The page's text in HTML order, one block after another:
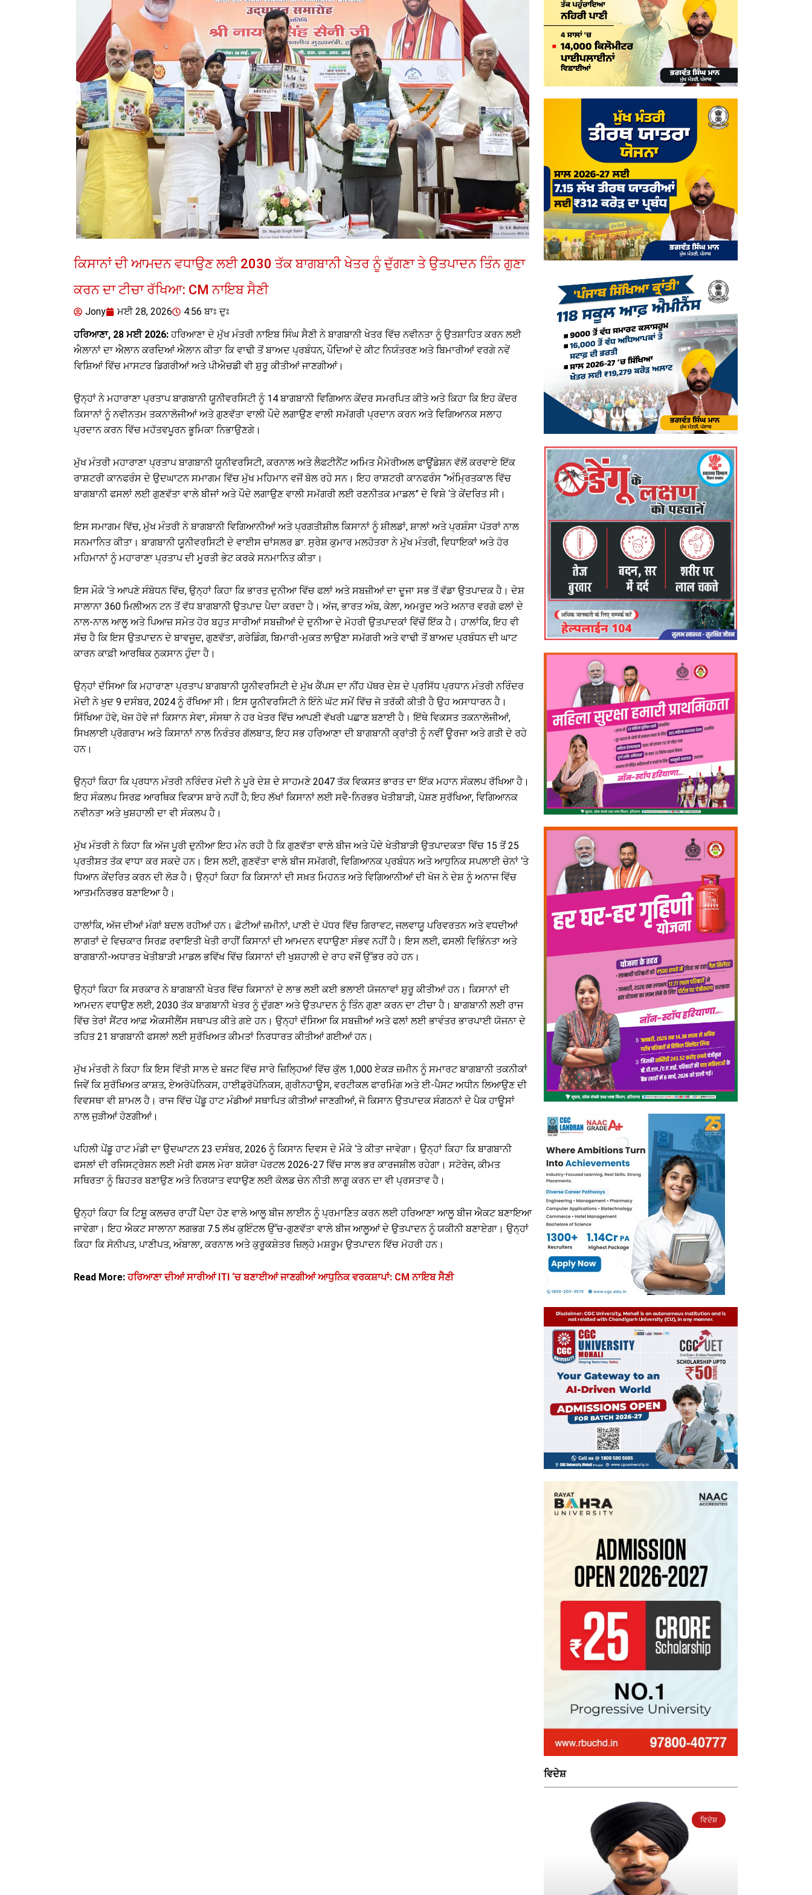
ਕਿਸਾਨਾਂ ਦੀ ਆਮਦਨ ਵਧਾਉਣ ਲਈ 2030 ਤੱਕ ਬਾਗਬਾਨੀ ਖੇਤਰ ਨੂੰ ਦੁੱਗਣਾ ਤੇ ਉਤਪਾਦਨ ਤਿੰਨ ਗੁਣਾ
ਕਰਨ ਦਾ ਟੀਚਾ ਰੱਖਿਆ: CM ਨਾਇਬ ਸੈਣੀ
Jony ਮਈ 28, 2026
4:56 ਬਾਃ ਦੁਃ
ਹਰਿਆਣਾ, 28 ਮਈ 2026:ਹਰਿਆਣਾ ਦੇ ਮੁੱਖ ਮੰਤਰੀ ਨਾਇਬ ਸਿੰਘ ਸੈਣੀ ਨੇ ਬਾਗਬਾਨੀ ਖੇਤਰ ਵਿੱਚ ਨਵੀਨਤਾ ਨੂੰ ਉਤਸ਼ਾਹਿਤ ਕਰਨ ਲਈ
ਐਲਾਨਾਂ ਦਾ ਐਲਾਨ ਕਰਦਿਆਂ ਐਲਾਨ ਕੀਤਾ ਕਿ ਵਾਢੀ ਤੋਂ ਬਾਅਦ ਪ੍ਰਬੰਧਨ, ਪੌਦਿਆਂ ਦੇ ਕੀਟ ਨਿਯੰਤਰਣ ਅਤੇ ਬਿਮਾਰੀਆਂ ਵਰਗੇ ਨਵੇਂ
ਵਿਸ਼ਿਆਂ ਵਿੱਚ ਮਾਸਟਰ ਡਿਗਰੀਆਂ ਅਤੇ ਪੀਐਚਡੀ ਵੀ ਸ਼ੁਰੂ ਕੀਤੀਆਂ ਜਾਣਗੀਆਂ।
ਉਨ੍ਹਾਂ ਨੇ ਮਹਾਰਾਣਾ ਪ੍ਰਤਾਪ ਬਾਗਬਾਨੀ ਯੂਨੀਵਰਸਿਟੀ ਨੂੰ 14 ਬਾਗਬਾਨੀ ਵਿਗਿਆਨ ਕੇਂਦਰ ਸਮਰਪਿਤ ਕੀਤੇ ਅਤੇ ਕਿਹਾ ਕਿ ਇਹ ਕੇਂਦਰ
ਕਿਸਾਨਾਂ ਨੂੰ ਨਵੀਨਤਮ ਤਕਨਾਲੋਜੀਆਂ ਅਤੇ ਗੁਣਵੱਤਾ ਵਾਲੀ ਪੌਦੇ ਲਗਾਉਣ ਵਾਲੀ ਸਮੱਗਰੀ ਪ੍ਰਦਾਨ ਕਰਨ ਅਤੇ ਵਿਗਿਆਨਕ ਸਲਾਹ
ਪ੍ਰਦਾਨ ਕਰਨ ਵਿੱਚ ਮਹੱਤਵਪੂਰਨ ਭੂਮਿਕਾ ਨਿਭਾਉਣਗੇ।
ਮੁੱਖ ਮੰਤਰੀ ਮਹਾਰਾਣਾ ਪ੍ਰਤਾਪ ਬਾਗਬਾਨੀ ਯੂਨੀਵਰਸਿਟੀ, ਕਰਨਾਲ ਅਤੇ ਲੈਫਟੀਨੈਂਟ ਅਮਿਤ ਮੈਮੋਰੀਅਲ ਫਾਊਂਡੇਸ਼ਨ ਵੱਲੋਂ ਕਰਵਾਏ ਇੱਕ
ਰਾਸ਼ਟਰੀ ਕਾਨਫਰੰਸ ਦੇ ਉਦਘਾਟਨ ਸਮਾਗਮ ਵਿੱਚ ਮੁੱਖ ਮਹਿਮਾਨ ਵਜੋਂ ਬੋਲ ਰਹੇ ਸਨ। ਇਹ ਰਾਸ਼ਟਰੀ ਕਾਨਫਰੰਸ “ਅੰਮ੍ਰਿਤਕਾਲ ਵਿੱਚ
ਬਾਗਬਾਨੀ ਫਸਲਾਂ ਲਈ ਗੁਣਵੱਤਾ ਵਾਲੇ ਬੀਜਾਂ ਅਤੇ ਪੌਦੇ ਲਗਾਉਣ ਵਾਲੀ ਸਮੱਗਰੀ ਲਈ ਰਣਨੀਤਕ ਮਾਡਲ” ਦੇ ਵਿਸ਼ੇ ‘ਤੇ ਕੇਂਦਰਿਤ ਸੀ।
ਇਸ ਸਮਾਗਮ ਵਿੱਚ, ਮੁੱਖ ਮੰਤਰੀ ਨੇ ਬਾਗਬਾਨੀ ਵਿਗਿਆਨੀਆਂ ਅਤੇ ਪ੍ਰਗਤੀਸ਼ੀਲ ਕਿਸਾਨਾਂ ਨੂੰ ਸ਼ੀਲਡਾਂ, ਸ਼ਾਲਾਂ ਅਤੇ ਪ੍ਰਸ਼ੰਸਾ ਪੱਤਰਾਂ ਨਾਲ
ਸਨਮਾਨਿਤ ਕੀਤਾ। ਬਾਗਬਾਨੀ ਯੂਨੀਵਰਸਿਟੀ ਦੇ ਵਾਈਸ ਚਾਂਸਲਰ ਡਾ. ਸੁਰੇਸ਼ ਕੁਮਾਰ ਮਲਹੋਤਰਾ ਨੇ ਮੁੱਖ ਮੰਤਰੀ, ਵਿਧਾਇਕਾਂ ਅਤੇ ਹੋਰ
ਮਹਿਮਾਨਾਂ ਨੂੰ ਮਹਾਰਾਣਾ ਪ੍ਰਤਾਪ ਦੀ ਮੂਰਤੀ ਭੇਟ ਕਰਕੇ ਸਨਮਾਨਿਤ ਕੀਤਾ।
ਇਸ ਮੌਕੇ ‘ਤੇ ਆਪਣੇ ਸੰਬੋਧਨ ਵਿੱਚ, ਉਨ੍ਹਾਂ ਕਿਹਾ ਕਿ ਭਾਰਤ ਦੁਨੀਆ ਵਿੱਚ ਫਲਾਂ ਅਤੇ ਸਬਜ਼ੀਆਂ ਦਾ ਦੂਜਾ ਸਭ ਤੋਂ ਵੱਡਾ ਉਤਪਾਦਕ ਹੈ। ਦੇਸ਼
ਸਾਲਾਨਾ 360 ਮਿਲੀਅਨ ਟਨ ਤੋਂ ਵੱਧ ਬਾਗਬਾਨੀ ਉਤਪਾਦ ਪੈਦਾ ਕਰਦਾ ਹੈ। ਅੱਜ, ਭਾਰਤ ਅੰਬ, ਕੇਲਾ, ਅਮਰੂਦ ਅਤੇ ਅਨਾਰ ਵਰਗੇ ਫਲਾਂ ਦੇ
ਨਾਲ-ਨਾਲ ਆਲੂ ਅਤੇ ਪਿਆਜ਼ ਸਮੇਤ ਹੋਰ ਬਹੁਤ ਸਾਰੀਆਂ ਸਬਜ਼ੀਆਂ ਦੇ ਦੁਨੀਆ ਦੇ ਮੋਹਰੀ ਉਤਪਾਦਕਾਂ ਵਿੱਚੋਂ ਇੱਕ ਹੈ। ਹਾਲਾਂਕਿ, ਇਹ ਵੀ
ਸੱਚ ਹੈ ਕਿ ਇਸ ਉਤਪਾਦਨ ਦੇ ਬਾਵਜੂਦ, ਗੁਣਵੱਤਾ, ਗਰੇਡਿੰਗ, ਬਿਮਾਰੀ-ਮੁਕਤ ਲਾਉਣਾ ਸਮੱਗਰੀ ਅਤੇ ਵਾਢੀ ਤੋਂ ਬਾਅਦ ਪ੍ਰਬੰਧਨ ਦੀ ਘਾਟ
ਕਾਰਨ ਕਾਫ਼ੀ ਆਰਥਿਕ ਨੁਕਸਾਨ ਹੁੰਦਾ ਹੈ।
ਉਨ੍ਹਾਂ ਦੱਸਿਆ ਕਿ ਮਹਾਰਾਣਾ ਪ੍ਰਤਾਪ ਬਾਗਬਾਨੀ ਯੂਨੀਵਰਸਿਟੀ ਦੇ ਮੁੱਖ ਕੈਂਪਸ ਦਾ ਨੀਂਹ ਪੱਥਰ ਦੇਸ਼ ਦੇ ਪ੍ਰਸਿੱਧ ਪ੍ਰਧਾਨ ਮੰਤਰੀ ਨਰਿੰਦਰ
ਮੋਦੀ ਨੇ ਖੁਦ 9 ਦਸੰਬਰ, 2024 ਨੂੰ ਰੱਖਿਆ ਸੀ। ਇਸ ਯੂਨੀਵਰਸਿਟੀ ਨੇ ਇੰਨੇ ਘੱਟ ਸਮੇਂ ਵਿੱਚ ਜੋ ਤਰੱਕੀ ਕੀਤੀ ਹੈ ਉਹ ਅਸਾਧਾਰਨ ਹੈ।
ਸਿੱਖਿਆ ਹੋਵੇ, ਖੋਜ ਹੋਵੇ ਜਾਂ ਕਿਸਾਨ ਸੇਵਾ, ਸੰਸਥਾ ਨੇ ਹਰ ਖੇਤਰ ਵਿੱਚ ਆਪਣੀ ਵੱਖਰੀ ਪਛਾਣ ਬਣਾਈ ਹੈ। ਇੱਥੇ ਵਿਕਸਤ ਤਕਨਾਲੋਜੀਆਂ,
ਸਿਖਲਾਈ ਪ੍ਰੋਗਰਾਮ ਅਤੇ ਕਿਸਾਨਾਂ ਨਾਲ ਨਿਰੰਤਰ ਗੱਲਬਾਤ, ਇਹ ਸਭ ਹਰਿਆਣਾ ਦੀ ਬਾਗਬਾਨੀ ਕ੍ਰਾਂਤੀ ਨੂੰ ਨਵੀਂ ਊਰਜਾ ਅਤੇ ਗਤੀ ਦੇ ਰਹੇ
ਹਨ।
ਉਨ੍ਹਾਂ ਕਿਹਾ ਕਿ ਪ੍ਰਧਾਨ ਮੰਤਰੀ ਨਰਿੰਦਰ ਮੋਦੀ ਨੇ ਪੂਰੇ ਦੇਸ਼ ਦੇ ਸਾਹਮਣੇ 2047 ਤੱਕ ਵਿਕਸਤ ਭਾਰਤ ਦਾ ਇੱਕ ਮਹਾਨ ਸੰਕਲਪ ਰੱਖਿਆ ਹੈ।
ਇਹ ਸੰਕਲਪ ਸਿਰਫ਼ ਆਰਥਿਕ ਵਿਕਾਸ ਬਾਰੇ ਨਹੀਂ ਹੈ; ਇਹ ਲੱਖਾਂ ਕਿਸਾਨਾਂ ਲਈ ਸਵੈ-ਨਿਰਭਰ ਖੇਤੀਬਾੜੀ, ਪੋਸ਼ਣ ਸੁਰੱਖਿਆ, ਵਿਗਿਆਨਕ
ਨਵੀਨਤਾ ਅਤੇ ਖੁਸ਼ਹਾਲੀ ਦਾ ਵੀ ਸੰਕਲਪ ਹੈ।
ਮੁੱਖ ਮੰਤਰੀ ਨੇ ਕਿਹਾ ਕਿ ਅੱਜ ਪੂਰੀ ਦੁਨੀਆ ਇਹ ਮੰਨ ਰਹੀ ਹੈ ਕਿ ਗੁਣਵੱਤਾ ਵਾਲੇ ਬੀਜ ਅਤੇ ਪੌਦੇ ਖੇਤੀਬਾੜੀ ਉਤਪਾਦਕਤਾ ਵਿੱਚ 15 ਤੋਂ 25
ਪ੍ਰਤੀਸ਼ਤ ਤੱਕ ਵਾਧਾ ਕਰ ਸਕਦੇ ਹਨ। ਇਸ ਲਈ, ਗੁਣਵੱਤਾ ਵਾਲੇ ਬੀਜ ਸਮੱਗਰੀ, ਵਿਗਿਆਨਕ ਪ੍ਰਬੰਧਨ ਅਤੇ ਆਧੁਨਿਕ ਸਪਲਾਈ ਚੇਨਾਂ ‘ਤੇ
ਧਿਆਨ ਕੇਂਦਰਿਤ ਕਰਨ ਦੀ ਲੋੜ ਹੈ। ਉਨ੍ਹਾਂ ਕਿਹਾ ਕਿ ਕਿਸਾਨਾਂ ਦੀ ਸਖ਼ਤ ਮਿਹਨਤ ਅਤੇ ਵਿਗਿਆਨੀਆਂ ਦੀ ਖੋਜ ਨੇ ਦੇਸ਼ ਨੂੰ ਅਨਾਜ ਵਿੱਚ
ਆਤਮਨਿਰਭਰ ਬਣਾਇਆ ਹੈ।
ਹਾਲਾਂਕਿ, ਅੱਜ ਦੀਆਂ ਮੰਗਾਂ ਬਦਲ ਰਹੀਆਂ ਹਨ। ਛੋਟੀਆਂ ਜ਼ਮੀਨਾਂ, ਪਾਣੀ ਦੇ ਪੱਧਰ ਵਿੱਚ ਗਿਰਾਵਟ, ਜਲਵਾਯੂ ਪਰਿਵਰਤਨ ਅਤੇ ਵਧਦੀਆਂ
ਲਾਗਤਾਂ ਦੇ ਵਿਚਕਾਰ ਸਿਰਫ਼ ਰਵਾਇਤੀ ਖੇਤੀ ਰਾਹੀਂ ਕਿਸਾਨਾਂ ਦੀ ਆਮਦਨ ਵਧਾਉਣਾ ਸੰਭਵ ਨਹੀਂ ਹੈ। ਇਸ ਲਈ, ਫਸਲੀ ਵਿਭਿੰਨਤਾ ਅਤੇ
ਬਾਗਬਾਨੀ-ਅਧਾਰਤ ਖੇਤੀਬਾੜੀ ਮਾਡਲ ਭਵਿੱਖ ਵਿੱਚ ਕਿਸਾਨਾਂ ਦੀ ਖੁਸ਼ਹਾਲੀ ਦੇ ਰਾਹ ਵਜੋਂ ਉੱਭਰ ਰਹੇ ਹਨ।
ਉਨ੍ਹਾਂ ਕਿਹਾ ਕਿ ਸਰਕਾਰ ਨੇ ਬਾਗਬਾਨੀ ਖੇਤਰ ਵਿੱਚ ਕਿਸਾਨਾਂ ਦੇ ਲਾਭ ਲਈ ਕਈ ਭਲਾਈ ਯੋਜਨਾਵਾਂ ਸ਼ੁਰੂ ਕੀਤੀਆਂ ਹਨ। ਕਿਸਾਨਾਂ ਦੀ
ਆਮਦਨ ਵਧਾਉਣ ਲਈ, 2030 ਤੱਕ ਬਾਗਬਾਨੀ ਖੇਤਰ ਨੂੰ ਦੁੱਗਣਾ ਅਤੇ ਉਤਪਾਦਨ ਨੂੰ ਤਿੰਨ ਗੁਣਾ ਕਰਨ ਦਾ ਟੀਚਾ ਹੈ। ਬਾਗਬਾਨੀ ਲਈ ਰਾਜ
ਵਿੱਚ ਤੇਰਾਂ ਸੈਂਟਰ ਆਫ਼ ਐਕਸੀਲੈਂਸ ਸਥਾਪਤ ਕੀਤੇ ਗਏ ਹਨ। ਉਨ੍ਹਾਂ ਦੱਸਿਆ ਕਿ ਸਬਜ਼ੀਆਂ ਅਤੇ ਫਲਾਂ ਲਈ ਭਾਵੰਤਰ ਭਾਰਪਾਈ ਯੋਜਨਾ ਦੇ
ਤਹਿਤ 21 ਬਾਗਬਾਨੀ ਫਸਲਾਂ ਲਈ ਸੁਰੱਖਿਅਤ ਕੀਮਤਾਂ ਨਿਰਧਾਰਤ ਕੀਤੀਆਂ ਗਈਆਂ ਹਨ।
ਮੁੱਖ ਮੰਤਰੀ ਨੇ ਕਿਹਾ ਕਿ ਇਸ ਵਿੱਤੀ ਸਾਲ ਦੇ ਬਜਟ ਵਿੱਚ ਸਾਰੇ ਜ਼ਿਲ੍ਹਿਆਂ ਵਿੱਚ ਕੁੱਲ 1,000 ਏਕੜ ਜ਼ਮੀਨ ਨੂੰ ਸਮਾਰਟ ਬਾਗਬਾਨੀ ਤਕਨੀਕਾਂ
ਜਿਵੇਂ ਕਿ ਸੁਰੱਖਿਅਤ ਕਾਸ਼ਤ, ਏਅਰੋਪੋਨਿਕਸ, ਹਾਈਡ੍ਰੋਪੋਨਿਕਸ, ਗ੍ਰੀਨਹਾਊਸ, ਵਰਟੀਕਲ ਫਾਰਮਿੰਗ ਅਤੇ ਈ-ਪੈਸਟ ਅਧੀਨ ਲਿਆਉਣ ਦੀ
ਵਿਵਸਥਾ ਵੀ ਸ਼ਾਮਲ ਹੈ। ਰਾਜ ਵਿੱਚ ਪੇਂਡੂ ਹਾਟ ਮੰਡੀਆਂ ਸਥਾਪਿਤ ਕੀਤੀਆਂ ਜਾਣਗੀਆਂ, ਜੋ ਕਿਸਾਨ ਉਤਪਾਦਕ ਸੰਗਠਨਾਂ ਦੇ ਪੈਕ ਹਾਊਸਾਂ
ਨਾਲ ਜੁੜੀਆਂ ਹੋਣਗੀਆਂ।
ਪਹਿਲੀ ਪੇਂਡੂ ਹਾਟ ਮੰਡੀ ਦਾ ਉਦਘਾਟਨ 23 ਦਸੰਬਰ, 2026 ਨੂੰ ਕਿਸਾਨ ਦਿਵਸ ਦੇ ਮੌਕੇ ‘ਤੇ ਕੀਤਾ ਜਾਵੇਗਾ। ਉਨ੍ਹਾਂ ਕਿਹਾ ਕਿ ਬਾਗਬਾਨੀ
ਫਸਲਾਂ ਦੀ ਰਜਿਸਟ੍ਰੇਸ਼ਨ ਲਈ ਮੇਰੀ ਫਸਲ ਮੇਰਾ ਬਯੋਰਾ ਪੋਰਟਲ 2026-27 ਵਿੱਚ ਸਾਲ ਭਰ ਕਾਰਜਸ਼ੀਲ ਰਹੇਗਾ। ਸਟੋਰੇਜ, ਕੀਮਤ
ਸਥਿਰਤਾ ਨੂੰ ਬਿਹਤਰ ਬਣਾਉਣ ਅਤੇ ਨਿਰਯਾਤ ਵਧਾਉਣ ਲਈ ਕੋਲਡ ਚੇਨ ਨੀਤੀ ਲਾਗੂ ਕਰਨ ਦਾ ਵੀ ਪ੍ਰਸਤਾਵ ਹੈ।
ਉਨ੍ਹਾਂ ਕਿਹਾ ਕਿ ਟਿਸ਼ੂ ਕਲਚਰ ਰਾਹੀਂ ਪੈਦਾ ਹੋਣ ਵਾਲੇ ਆਲੂ ਬੀਜ ਲਾਈਨ ਨੂੰ ਪ੍ਰਮਾਣਿਤ ਕਰਨ ਲਈ ਹਰਿਆਣਾ ਆਲੂ ਬੀਜ ਐਕਟ ਬਣਾਇਆ
ਜਾਵੇਗਾ। ਇਹ ਐਕਟ ਸਾਲਾਨਾ ਲਗਭਗ 7.5 ਲੱਖ ਕੁਇੰਟਲ ਉੱਚ-ਗੁਣਵੱਤਾ ਵਾਲੇ ਬੀਜ ਆਲੂਆਂ ਦੇ ਉਤਪਾਦਨ ਨੂੰ ਯਕੀਨੀ ਬਣਾਏਗਾ। ਉਨ੍ਹਾਂ
ਕਿਹਾ ਕਿ ਸੋਨੀਪਤ, ਪਾਣੀਪਤ, ਅੰਬਾਲਾ, ਕਰਨਾਲ ਅਤੇ ਕੁਰੂਕਸ਼ੇਤਰ ਜ਼ਿਲ੍ਹੇ ਮਸ਼ਰੂਮ ਉਤਪਾਦਨ ਵਿੱਚ ਮੋਹਰੀ ਹਨ।
Read More:ਹਰਿਆਣਾ ਦੀਆਂ ਸਾਰੀਆਂ ITI ‘ਚ ਬਣਾਈਆਂ ਜਾਣਗੀਆਂ ਆਧੁਨਿਕ ਵਰਕਸ਼ਾਪਾਂ: CM ਨਾਇਬ ਸੈਣੀ
ਵਿਦੇਸ਼
ਵਿਦੇਸ਼